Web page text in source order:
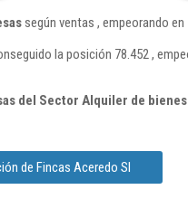
según ventas , empeorando
la posición 78.452 ,
del Sector Alquiler de
de Fincas Aceredo Sl